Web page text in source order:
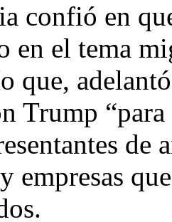
confió en
en el tema
que,
Trump
de
empresas